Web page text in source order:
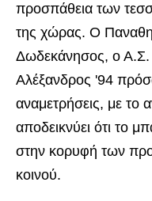
προσπάθεια των
της χώρας. Ο
Δωδεκάνησος, ο Α.Σ.
Αλέξανδρος '94
αναμετρήσεις, με το
αποδεικνύει ότι το
στην κορυφή των
κοινού.